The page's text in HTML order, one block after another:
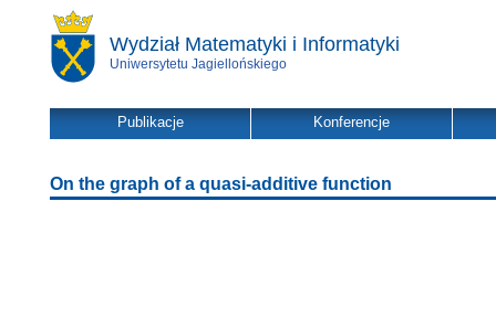
Wydział Matematyki i Informatyki
Uniwersytetu Jagiellońskiego
Publikacje Konferencje
On the graph of a quasi-additive function